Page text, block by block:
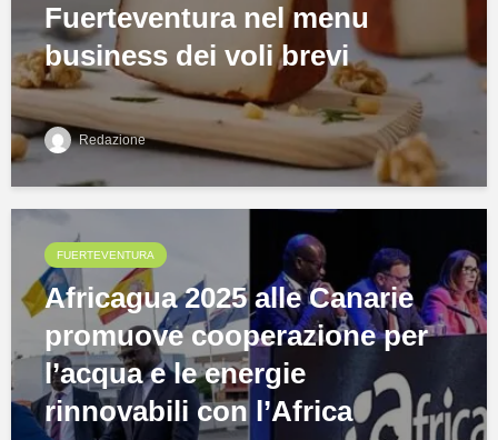
Fuerteventura nel menu
business dei voli brevi
Redazione
FUERTEVENTURA
Africagua 2025 alle Canarie
promuove cooperazione per
l’acqua e le energie
rinnovabili con l’Africa